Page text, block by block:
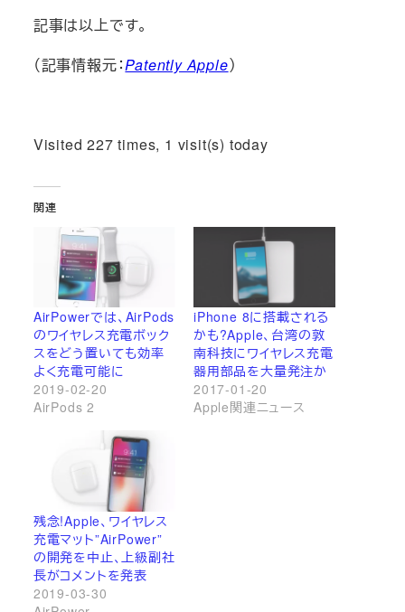
記事は以上です。
（記事情報元：Patently Apple）
Visited 227 times, 1 visit(s) today
関連
AirPowerでは、AirPods
のワイヤレス充電ボック
スをどう置いても効率
よく充電可能に
2019-02-20
AirPods 2
iPhone 8に搭載される
かも?Apple、台湾の敦
南科技にワイヤレス充電
器用部品を大量発注か
2017-01-20
Apple関連ニュース
残念!Apple、ワイヤレス
充電マット”AirPower”
の開発を中止、上級副社
長がコメントを発表
2019-03-30